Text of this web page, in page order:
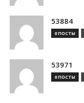
53884
0 ПОСТЫ
53971
0 ПОСТЫ